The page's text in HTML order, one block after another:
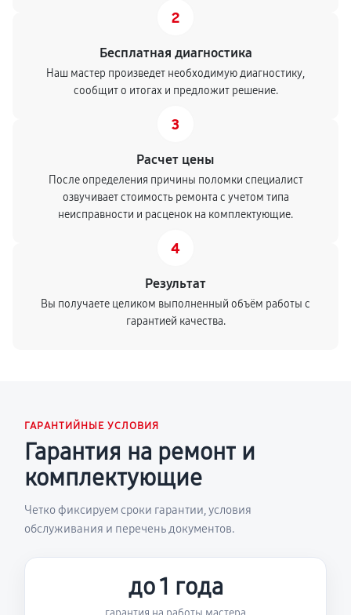
2
Бесплатная диагностика
Наш мастер произведет необходимую диагностику,
сообщит о итогах и предложит решение.
3
Расчет цены
После определения причины поломки специалист
озвучивает стоимость ремонта с учетом типа
неисправности и расценок на комплектующие.
4
Результат
Вы получаете целиком выполненный объём работы с
гарантией качества.
ГАРАНТИЙНЫЕ УСЛОВИЯ
Гарантия на ремонт и
комплектующие
Четко фиксируем сроки гарантии, условия
обслуживания и перечень документов.
до 1 года